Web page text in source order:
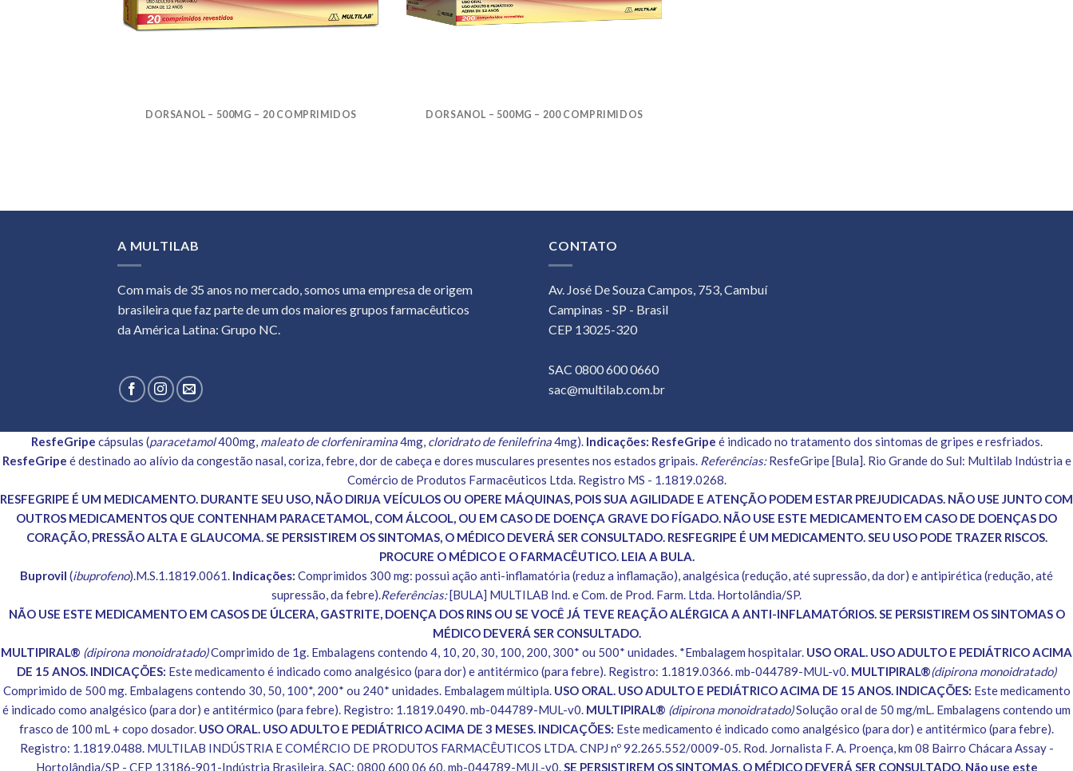
DORSANOL – 500MG – 20 COMPRIMIDOS DORSANOL – 500MG – 200 COMPRIMIDOS
A MULTILAB
Com mais de 35 anos no mercado, somos uma empresa de origem
brasileira que faz parte de um dos maiores grupos farmacêuticos
da América Latina: Grupo NC.
CONTATO
Av. José De Souza Campos, 753, Cambuí
Campinas - SP - Brasil
CEP 13025-320
SAC 0800 600 0660
sac@multilab.com.br
ResfeGripe cápsulas (paracetamol400mg, maleato de clorfeniramina4mg, cloridrato de fenilefrina4mg). Indicações: ResfeGripe é indicado no tratamento dos sintomas de gripes e resfriados.
ResfeGripe é destinado ao alívio da congestão nasal, coriza, febre, dor de cabeça e dores musculares presentes nos estados gripais. Referências:ResfeGripe [Bula]. Rio Grande do Sul: Multilab Indústria e
Comércio de Produtos Farmacêuticos Ltda. Registro MS - 1.1819.0268.
RESFEGRIPE É UM MEDICAMENTO. DURANTE SEU USO, NÃO DIRIJA VEÍCULOS OU OPERE MÁQUINAS, POIS SUA AGILIDADE E ATENÇÃO PODEM ESTAR PREJUDICADAS. NÃO USE JUNTO COM
OUTROS MEDICAMENTOS QUE CONTENHAM PARACETAMOL, COM ÁLCOOL, OU EM CASO DE DOENÇA GRAVE DO FÍGADO. NÃO USE ESTE MEDICAMENTO EM CASO DE DOENÇAS DO
CORAÇÃO, PRESSÃO ALTA E GLAUCOMA. SE PERSISTIREM OS SINTOMAS, O MÉDICO DEVERÁ SER CONSULTADO. RESFEGRIPE É UM MEDICAMENTO. SEU USO PODE TRAZER RISCOS.
PROCURE O MÉDICO E O FARMACÊUTICO. LEIA A BULA.
Buprovil (ibuprofeno).M.S.1.1819.0061. Indicações: Comprimidos 300 mg: possui ação anti-inflamatória (reduz a inflamação), analgésica (redução, até supressão, da dor) e antipirética (redução, até
supressão, da febre).Referências:[BULA] MULTILAB Ind. e Com. de Prod. Farm. Ltda. Hortolândia/SP.
NÃO USE ESTE MEDICAMENTO EM CASOS DE ÚLCERA, GASTRITE, DOENÇA DOS RINS OU SE VOCÊ JÁ TEVE REAÇÃO ALÉRGICA A ANTI-INFLAMATÓRIOS. SE PERSISTIREM OS SINTOMAS O
MÉDICO DEVERÁ SER CONSULTADO.
MULTIPIRAL® (dipirona monoidratado)Comprimido de 1g. Embalagens contendo 4, 10, 20, 30, 100, 200, 300* ou 500* unidades. *Embalagem hospitalar. USO ORAL. USO ADULTO E PEDIÁTRICO ACIMA
DE 15 ANOS. INDICAÇÕES: Este medicamento é indicado como analgésico (para dor) e antitérmico (para febre). Registro: 1.1819.0366. mb-044789-MUL-v0. MULTIPIRAL®(dipirona monoidratado)
Comprimido de 500 mg. Embalagens contendo 30, 50, 100*, 200* ou 240* unidades. Embalagem múltipla. USO ORAL. USO ADULTO E PEDIÁTRICO ACIMA DE 15 ANOS. INDICAÇÕES: Este medicamento
é indicado como analgésico (para dor) e antitérmico (para febre). Registro: 1.1819.0490. mb-044789-MUL-v0. MULTIPIRAL® (dipirona monoidratado)Solução oral de 50 mg/mL. Embalagens contendo um
frasco de 100 mL + copo dosador. USO ORAL. USO ADULTO E PEDIÁTRICO ACIMA DE 3 MESES. INDICAÇÕES: Este medicamento é indicado como analgésico (para dor) e antitérmico (para febre).
Registro: 1.1819.0488. MULTILAB INDÚSTRIA E COMÉRCIO DE PRODUTOS FARMACÊUTICOS LTDA. CNPJ nº 92.265.552/0009-05. Rod. Jornalista F. A. Proença, km 08 Bairro Chácara Assay -
Hortolândia/SP - CEP 13186-901-Indústria Brasileira. SAC: 0800 600 06 60. mb-044789-MUL-v0.SE PERSISTIREM OS SINTOMAS, O MÉDICO DEVERÁ SER CONSULTADO. Não use este